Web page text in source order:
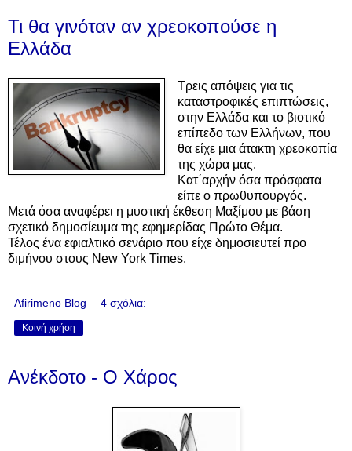
Τι θα γινόταν αν χρεοκοπούσε η
Ελλάδα
Τρεις απόψεις για τις
καταστροφικές επιπτώσεις,
στην Ελλάδα και το βιοτικό
επίπεδο των Ελλήνων, που
θα είχε μια άτακτη χρεοκοπία
της χώρα μας.
Κατ΄αρχήν όσα πρόσφατα
είπε ο πρωθυπουργός.
Μετά όσα αναφέρει η μυστική έκθεση Μαξίμου με βάση
σχετικό δημοσίευμα της εφημερίδας Πρώτο Θέμα.
Τέλος ένα εφιαλτικό σενάριο που είχε δημοσιευτεί προ
διμήνου στους New York Times.
Afirimeno Blog 4 σχόλια:
Κοινή χρήση
Ανέκδοτο - Ο Χάρος